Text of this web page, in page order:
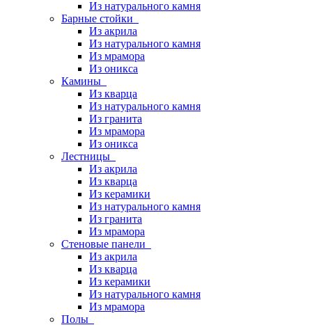
Из натурального камня
Барные стойки
Из акрила
Из натурального камня
Из мрамора
Из оникса
Камины
Из кварца
Из натурального камня
Из гранита
Из мрамора
Из оникса
Лестницы
Из акрила
Из кварца
Из керамики
Из натурального камня
Из гранита
Из мрамора
Стеновые панели
Из акрила
Из кварца
Из керамики
Из натурального камня
Из мрамора
Полы